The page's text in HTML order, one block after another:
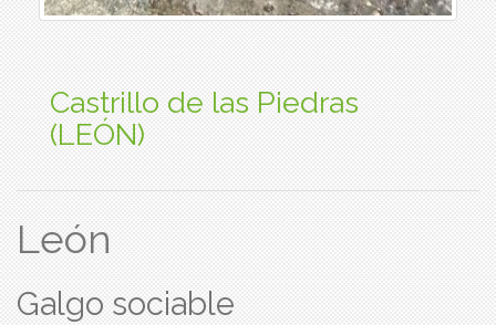
Castrillo de las Piedras
(LEÓN)
León
Galgo sociable